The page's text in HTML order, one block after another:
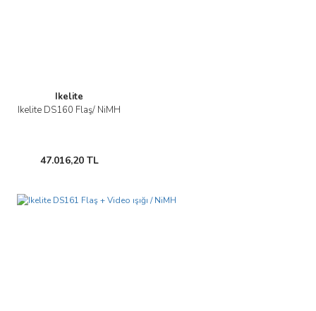
Ikelite
Ikelite DS160 Flaş/ NiMH
47.016,20 TL